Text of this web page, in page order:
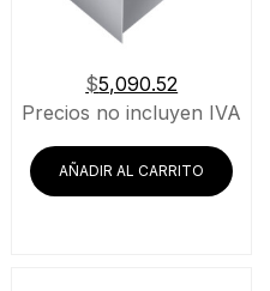
$5,090.52
Precios no incluyen IVA
AÑADIR AL CARRITO